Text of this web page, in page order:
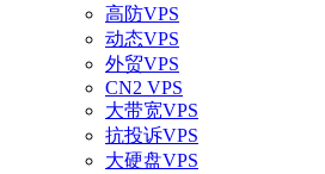
高防VPS
动态VPS
外贸VPS
CN2 VPS
大带宽VPS
抗投诉VPS
大硬盘VPS